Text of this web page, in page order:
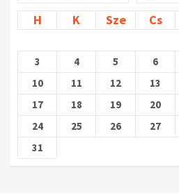
H K Sze Cs
3
4 5 6
10
11 12 13
17
18 19 20
24
25 26 27
31